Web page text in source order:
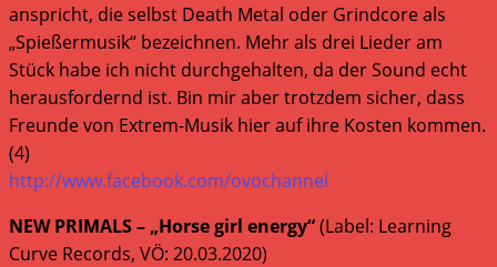
anspricht, die selbst Death Metal oder Grindcore als
„Spießermusik“ bezeichnen. Mehr als drei Lieder am
Stück habe ich nicht durchgehalten, da der Sound echt
herausfordernd ist. Bin mir aber trotzdem sicher, dass
Freunde von Extrem-Musik hier auf ihre Kosten kommen.
(4)
http://www.facebook.com/ovochannel
NEW PRIMALS – „Horse girl energy“(Label: Learning
Curve Records, VÖ: 20.03.2020)